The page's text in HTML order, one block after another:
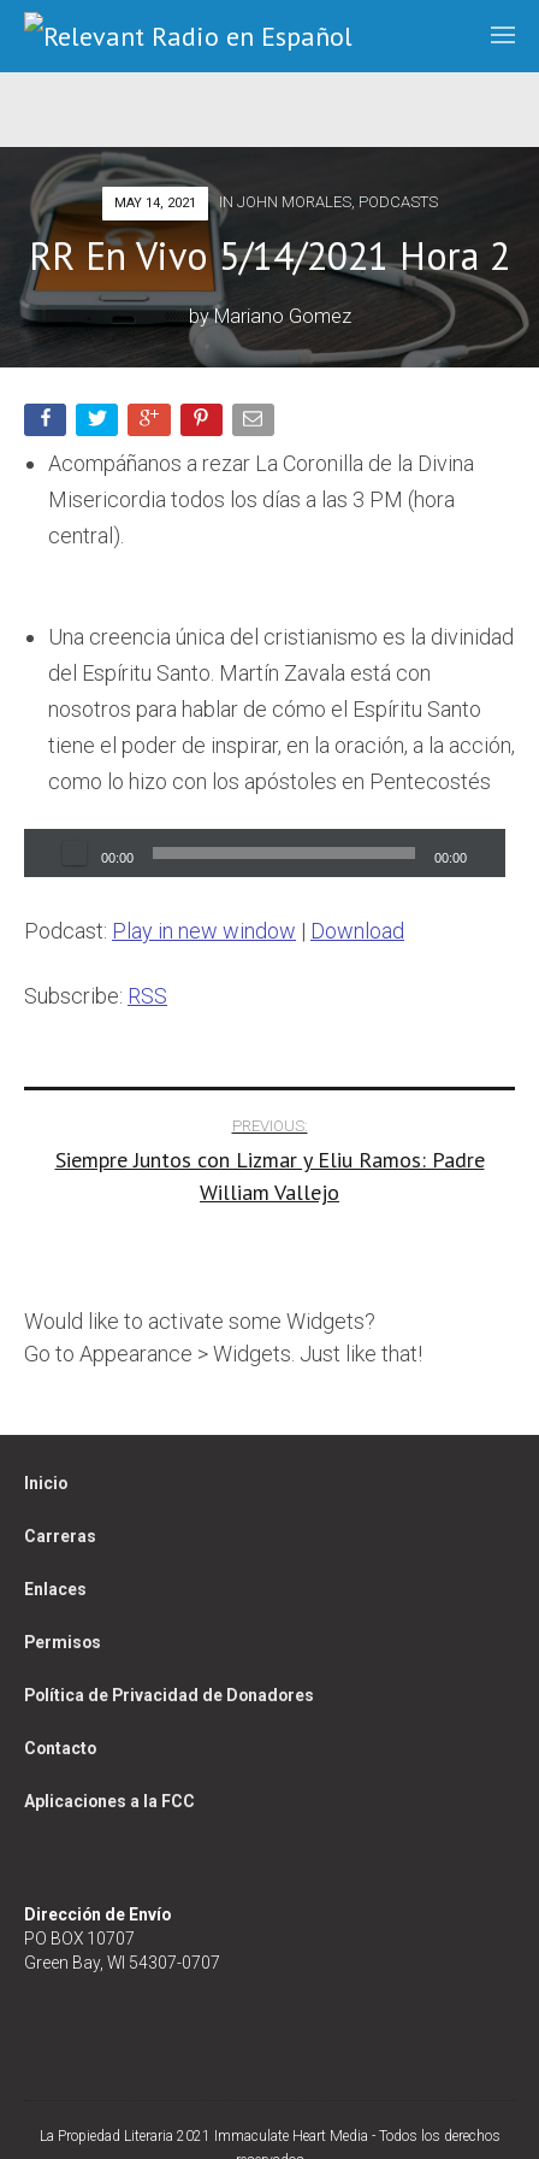
MAY 14, 2021 IN JOHN MORALES, PODCASTS
RR En Vivo 5/14/2021 Hora 2
byMariano Gomez
Acompáñanos a rezar La Coronilla de la Divina
Misericordia todos los días a las 3 PM (hora
central).
Una creencia única del cristianismo es la divinidad
del Espíritu Santo. Martín Zavala está con
nosotros para hablar de cómo el Espíritu Santo
tiene el poder de inspirar, en la oración, a la acción,
como lo hizo con los apóstoles en Pentecostés
Player
00:00 00:00
Podcast: Play in new window | Download
Subscribe: RSS
navigation
PREVIOUS:
Siempre Juntos con Lizmar y Eliu Ramos: Padre
William Vallejo
Would like to activate some Widgets?
Go to Appearance > Widgets. Just like that!
Inicio
Carreras
Enlaces
Permisos
Política de Privacidad de Donadores
Contacto
Aplicaciones a la FCC
Dirección de Envío
PO BOX 10707
Green Bay, WI 54307-0707
La Propiedad Literaria 2021 Immaculate Heart Media - Todos los derechos